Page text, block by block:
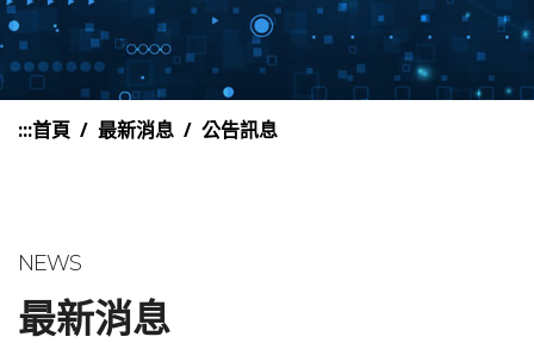
:::首頁 最新消息 公告訊息
NEWS
最新消息